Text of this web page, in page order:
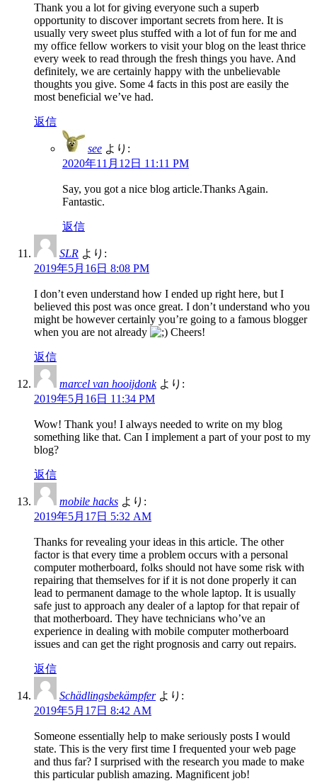
Thank you a lot for giving everyone such a superb
opportunity to discover important secrets from here. It is
usually very sweet plus stuffed with a lot of fun for me and
my office fellow workers to visit your blog on the least thrice
every week to read through the fresh things you have. And
definitely, we are certainly happy with the unbelievable
thoughts you give. Some 4 facts in this post are easily the
most beneficial we’ve had.
返信
see より:
2020年11月12日 11:11 PM
Say, you got a nice blog article.Thanks Again.
Fantastic.
返信
SLR より:
2019年5月16日 8:08 PM
I don’t even understand how I ended up right here, but I
believed this post was once great. I don’t understand who you
might be however certainly you’re going to a famous blogger
when you are not already
Cheers!
返信
marcel van hooijdonk より:
2019年5月16日 11:34 PM
Wow! Thank you! I always needed to write on my blog
something like that. Can I implement a part of your post to my
blog?
返信
mobile hacks より:
2019年5月17日 5:32 AM
Thanks for revealing your ideas in this article. The other
factor is that every time a problem occurs with a personal
computer motherboard, folks should not have some risk with
repairing that themselves for if it is not done properly it can
lead to permanent damage to the whole laptop. It is usually
safe just to approach any dealer of a laptop for that repair of
that motherboard. They have technicians who’ve an
experience in dealing with mobile computer motherboard
issues and can get the right prognosis and carry out repairs.
返信
Schädlingsbekämpfer より:
2019年5月17日 8:42 AM
Someone essentially help to make seriously posts I would
state. This is the very first time I frequented your web page
and thus far? I surprised with the research you made to make
this particular publish amazing. Magnificent job!